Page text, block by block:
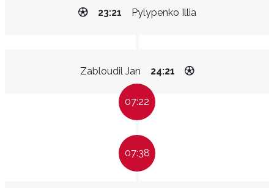
Pylypenko Illia
23:21
Zabloudil Jan 24:21
07:22
07:38